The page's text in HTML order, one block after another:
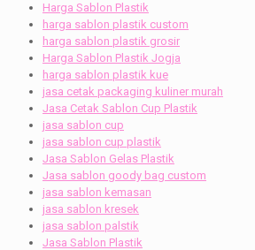
Harga Sablon Plastik
harga sablon plastik custom
harga sablon plastik grosir
Harga Sablon Plastik Jogja
harga sablon plastik kue
jasa cetak packaging kuliner murah
Jasa Cetak Sablon Cup Plastik
jasa sablon cup
jasa sablon cup plastik
Jasa Sablon Gelas Plastik
Jasa sablon goody bag custom
jasa sablon kemasan
jasa sablon kresek
jasa sablon palstik
Jasa Sablon Plastik